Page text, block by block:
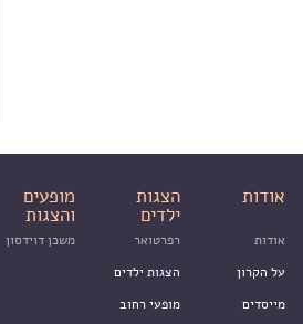
אודות הצגות
ילדים
מופעים
והצגות
אודות
על הקרון
מייסדים
רפרטואר
הצגות ילדים
מופעי רחוב
משכן דוידסון